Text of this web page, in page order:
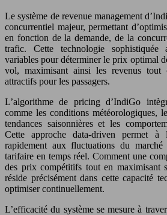
Le système de revenue management
concurrentiel majeur, permettant
en fonction de la demande, de la
trafic. Cette technologie
variables pour déterminer le prix optimal
vol, maximisant ainsi les revenus tout
attractifs pour les passagers.
L’algorithme de pricing d’IndiGo
comme les conditions météorologiques,
tendances saisonnières et les
Cette approche data-driven permet
rapidement aux fluctuations du marché
tarifaire en temps réel. Comment une
des prix compétitifs tout en maximisant
réside précisément dans cette capacité
optimiser continuellement.
L’efficacité du système se mesure à